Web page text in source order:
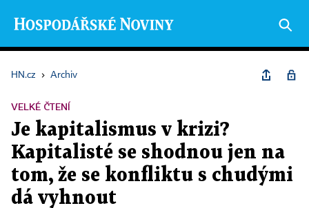
HN.cz › Archiv
VELKÉ ČTENÍ
Je kapitalismus v krizi?
Kapitalisté se shodnou jen na
tom, že se konfliktu s chudými
dá vyhnout